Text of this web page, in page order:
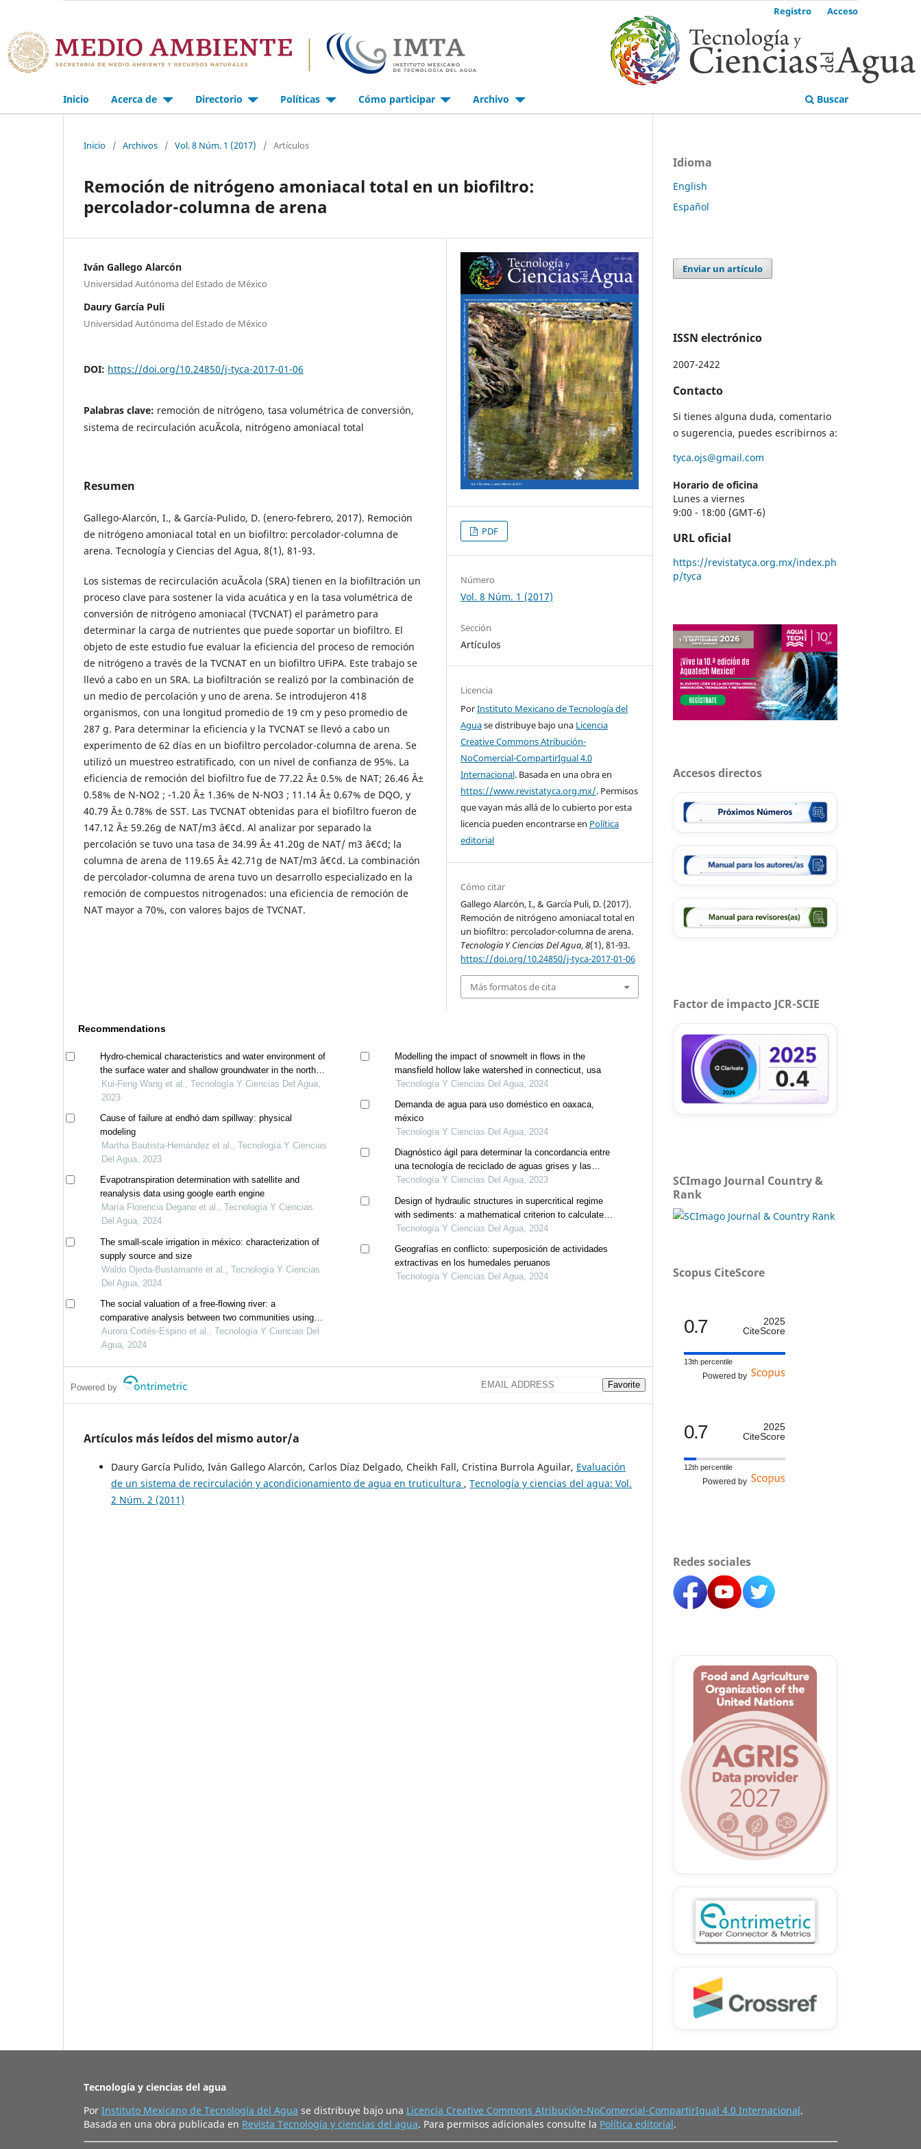
Inicio Acerca de Directorio Políticas Cómo participar Archivo Buscar
Registro Acceso
Inicio / Archivos / Vol. 8 Núm. 1 (2017) / Artículos
Remoción de nitrógeno amoniacal total en un biofiltro:
percolador-columna de arena
Iván Gallego Alarcón
Universidad Autónoma del Estado de México
Daury García Puli
Universidad Autónoma del Estado de México
DOI: https://doi.org/10.24850/j-tyca-2017-01-06
Palabras clave: remoción de nitrógeno, tasa volumétrica de conversión,
sistema de recirculación acuÃ­cola, nitrógeno amoniacal total
Resumen
Gallego-Alarcón, I., & García-Pulido, D. (enero-febrero, 2017). Remoción
de nitrógeno amoniacal total en un biofiltro: percolador-columna de
arena. Tecnología y Ciencias del Agua, 8(1), 81-93.
Los sistemas de recirculación acuÃ­cola (SRA) tienen en la biofiltración un
proceso clave para sostener la vida acuática y en la tasa volumétrica de
conversión de nitrógeno amoniacal (TVCNAT) el parámetro para
determinar la carga de nutrientes que puede soportar un biofiltro. El
objeto de este estudio fue evaluar la eficiencia del proceso de remoción
de nitrógeno a través de la TVCNAT en un biofiltro UFiPA. Este trabajo se
llevó a cabo en un SRA. La biofiltración se realizó por la combinación de
un medio de percolación y uno de arena. Se introdujeron 418
organismos, con una longitud promedio de 19 cm y peso promedio de
287 g. Para determinar la eficiencia y la TVCNAT se llevó a cabo un
experimento de 62 días en un biofiltro percolador-columna de arena. Se
utilizó un muestreo estratificado, con un nivel de confianza de 95%. La
eficiencia de remoción del biofiltro fue de 77.22 Â± 0.5% de NAT; 26.46 Â±
0.58% de N-NO2 ; -1.20 Â± 1.36% de N-NO3 ; 11.14 Â± 0.67% de DQO, y
40.79 Â± 0.78% de SST. Las TVCNAT obtenidas para el biofiltro fueron de
147.12 Â± 59.26g de NAT/m3 â€¢d. Al analizar por separado la
percolación se tuvo una tasa de 34.99 Â± 41.20g de NAT/ m3 â€¢d; la
columna de arena de 119.65 Â± 42.71g de NAT/m3 â€¢d. La combinación
de percolador-columna de arena tuvo un desarrollo especializado en la
remoción de compuestos nitrogenados: una eficiencia de remoción de
NAT mayor a 70%, con valores bajos de TVCNAT.
PDF
Número
Vol. 8 Núm. 1 (2017)
Sección
Artículos
Licencia
PorInstituto Mexicano de Tecnología del
Aguase distribuye bajo una Licencia
Creative Commons Atribución-
NoComercial-CompartirIgual 4.0
Internacional. Basada en una obra en
https://www.revistatyca.org.mx/. Permisos
que vayan más allá de lo cubierto por esta
licencia pueden encontrarse en Política
editorial
Cómo citar
Gallego Alarcón, I., & García Puli, D. (2017).
Remoción de nitrógeno amoniacal total en
un biofiltro: percolador-columna de arena.
Tecnología Y Ciencias Del Agua,8(1), 81-93.
https://doi.org/10.24850/j-tyca-2017-01-06
Más formatos de cita
Recommendations
Hydro-chemical characteristics and water environment of
the surface water and shallow groundwater in the north of
yellow river delta, china
Kui-Feng Wang et al., Tecnología Y Ciencias Del Agua,
2023
Cause of failure at endhó dam spillway: physical
modeling
Martha Bautista-Hernández et al., Tecnología Y Ciencias
Del Agua, 2023
Evapotranspiration determination with satellite and
reanalysis data using google earth engine
María Florencia Degano et al., Tecnología Y Ciencias
Del Agua, 2024
The small-scale irrigation in méxico: characterization of
supply source and size
Waldo Ojeda-Bustamante et al., Tecnología Y Ciencias
Del Agua, 2024
The social valuation of a free-flowing river: a
comparative analysis between two communities using
semantic networks
Aurora Cortés-Espino et al., Tecnología Y Ciencias Del
Agua, 2024
Modelling the impact of snowmelt in flows in the
mansfield hollow lake watershed in connecticut, usa
Tecnología Y Ciencias Del Agua, 2024
Demanda de agua para uso doméstico en oaxaca,
méxico
Tecnología Y Ciencias Del Agua, 2024
Diagnóstico ágil para determinar la concordancia entre
una tecnología de reciclado de aguas grises y las
necesidades específicas de clientes y usuarios
Tecnología Y Ciencias Del Agua, 2023
Design of hydraulic structures in supercritical regime
with sediments: a mathematical criterion to calculate
bottom roughness
Tecnología Y Ciencias Del Agua, 2024
Geografías en conflicto: superposición de actividades
extractivas en los humedales peruanos
Tecnología Y Ciencias Del Agua, 2024
Powered by Favorite
Artículos más leídos del mismo autor/a
Daury García Pulido, Iván Gallego Alarcón, Carlos Díaz Delgado, Cheikh Fall, Cristina Burrola Aguilar, Evaluación
de un sistema de recirculación y acondicionamiento de agua en truticultura , Tecnología y ciencias del agua: Vol.
2 Núm. 2 (2011)
Idioma
English
Español
Enviar un artículo
ISSN electrónico
2007-2422
Contacto
Si tienes alguna duda, comentario
o sugerencia, puedes escribirnos a:
tyca.ojs@gmail.com
Horario de oficina
Lunes a viernes
9:00 - 18:00 (GMT-6)
URL oficial
https://revistatyca.org.mx/index.ph
p/tyca
Accesos directos
Factor de impacto JCR-SCIE
SCImago Journal Country &
Rank
Scopus CiteScore
0.7
2025
CiteScore
13th percentile
Powered by
0.7
2025
CiteScore
12th percentile
Powered by
Redes sociales
Tecnología y ciencias del agua
Por Instituto Mexicano de Tecnología del Agua se distribuye bajo una Licencia Creative Commons Atribución-NoComercial-CompartirIgual 4.0 Internacional.
Basada en una obra publicada en Revista Tecnología y ciencias del agua. Para permisos adicionales consulte la Política editorial.